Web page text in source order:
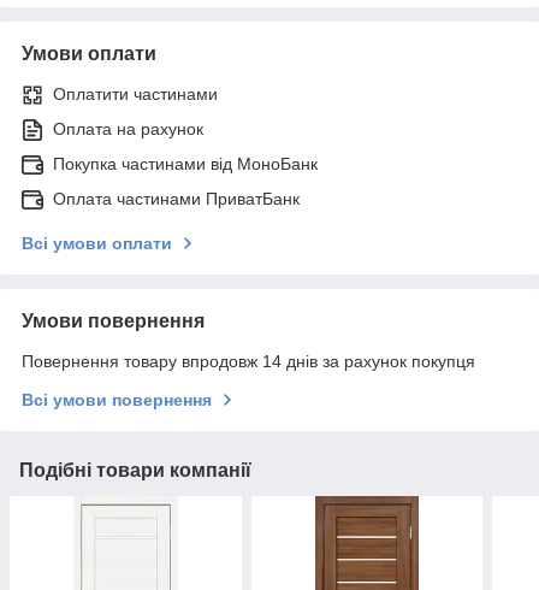
Умови оплати
Оплатити частинами
Оплата на рахунок
Покупка частинами від МоноБанк
Оплата частинами ПриватБанк
Всі умови оплати
Умови повернення
Повернення товару впродовж 14 днів за рахунок покупця
Всі умови повернення
Подібні товари компанії